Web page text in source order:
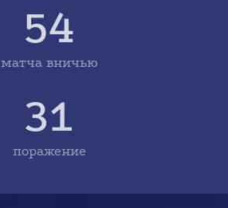
54
матча вничью
31
поражение